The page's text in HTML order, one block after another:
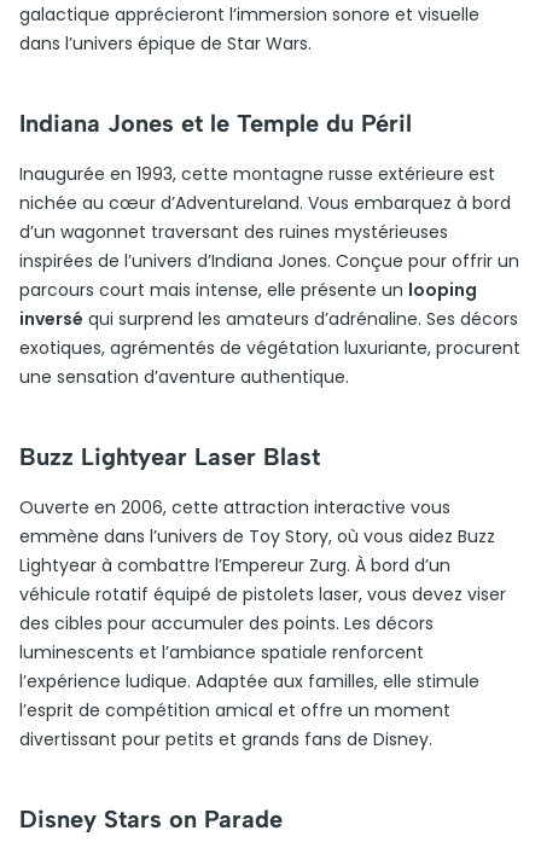
galactique apprécieront l’immersion sonore et visuelle
dans l’univers épique de Star Wars.
Indiana Jones et le Temple du Péril
Inaugurée en 1993, cette montagne russe extérieure est
nichée au cœur d’Adventureland. Vous embarquez à bord
d’un wagonnet traversant des ruines mystérieuses
inspirées de l’univers d’Indiana Jones. Conçue pour offrir un
parcours court mais intense, elle présente un looping
inversé qui surprend les amateurs d’adrénaline. Ses décors
exotiques, agrémentés de végétation luxuriante, procurent
une sensation d’aventure authentique.
Buzz Lightyear Laser Blast
Ouverte en 2006, cette attraction interactive vous
emmène dans l’univers de Toy Story, où vous aidez Buzz
Lightyear à combattre l’Empereur Zurg. À bord d’un
véhicule rotatif équipé de pistolets laser, vous devez viser
des cibles pour accumuler des points. Les décors
luminescents et l’ambiance spatiale renforcent
l’expérience ludique. Adaptée aux familles, elle stimule
l’esprit de compétition amical et offre un moment
divertissant pour petits et grands fans de Disney.
Disney Stars on Parade